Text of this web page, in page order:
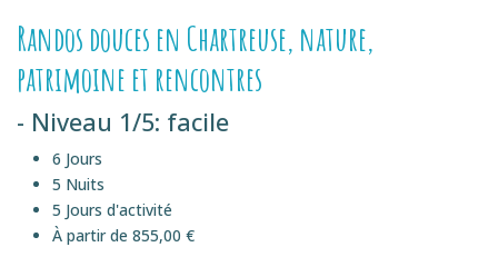
Randos douces en Chartreuse, nature,
patrimoine et rencontres
- Niveau 1/5: facile
6 Jours
5 Nuits
5 Jours d'activité
À partir de 855,00 €